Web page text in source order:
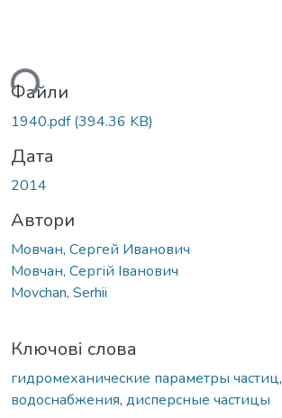
Файли
1940.pdf(394.36 KB)
Дата
2014
Автори
Мовчан, Сергей Иванович
Мовчан, Сергій Іванович
Movchan, Serhii
Ключові слова
гидромеханические параметры частиц,
водоснабжения, дисперсные частицы